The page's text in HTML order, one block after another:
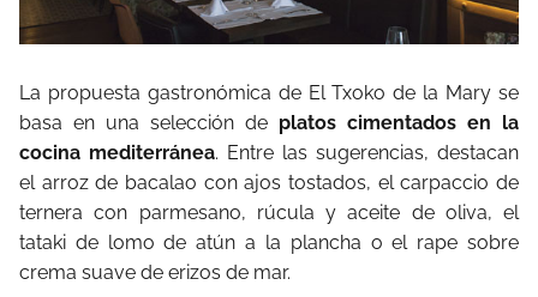
La propuesta gastronómica de El Txoko de la Mary se
basa en una selección de platos cimentados en la
cocina mediterránea. Entre las sugerencias, destacan
el arroz de bacalao con ajos tostados, el carpaccio de
ternera con parmesano, rúcula y aceite de oliva, el
tataki de lomo de atún a la plancha o el rape sobre
crema suave de erizos de mar.